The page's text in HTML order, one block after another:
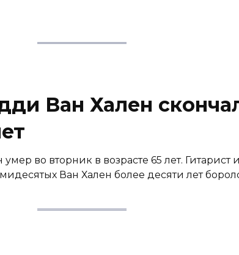
Ван Хален
во вторник в возрасте 65 лет. Гитарист и
Ван Хален более десяти лет